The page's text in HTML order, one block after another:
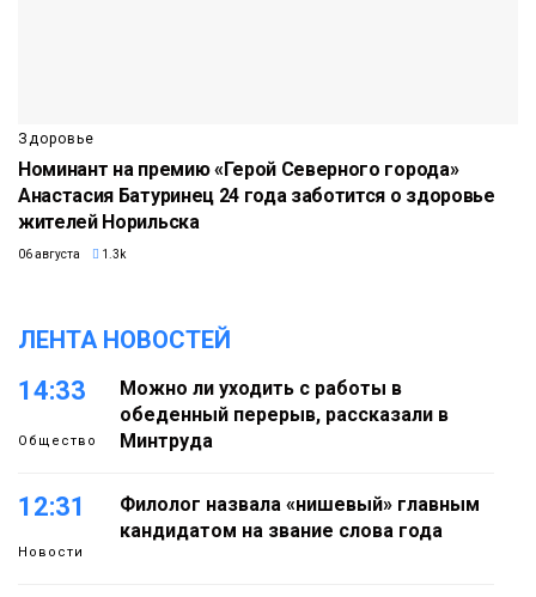
Здоровье
Номинант на премию «Герой Северного города»
Анастасия Батуринец 24 года заботится о здоровье
жителей Норильска
06 августа 1.3k
ЛЕНТА НОВОСТЕЙ
14:33
Общество
Можно ли уходить с работы в
обеденный перерыв, рассказали в
Минтруда
12:31
Новости
Филолог назвала «нишевый» главным
кандидатом на звание слова года